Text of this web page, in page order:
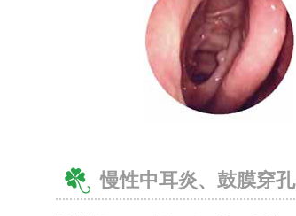
慢性中耳炎、鼓膜穿孔